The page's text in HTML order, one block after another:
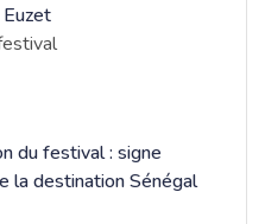
Euzet
du festival : signe
la destination Sénégal